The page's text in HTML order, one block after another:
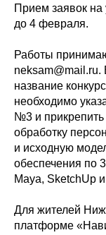
Прием заявок на
до 4 февраля.
Работы
neksam@mail.ru.
название
необходимо
№3 и
обработку
и исходную
обеспечения по
Maya, SketchUp и
Для жителей
платформе